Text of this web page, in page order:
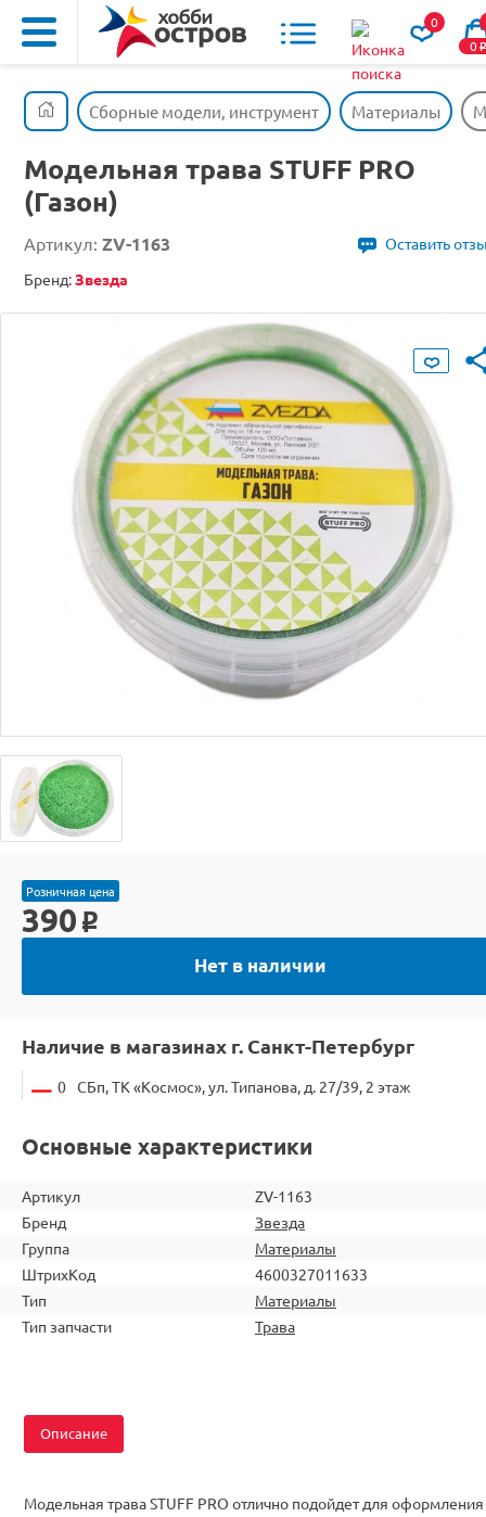
0
0o
Сборные модели, инструмент Материалы
Модельная трава STUFF PRO
(Газон)
Артикул: ZV-1163
Оставить
Бренд:Звезда
Розничная цена
390 o
Нет в наличии
Наличие в магазинах г. Санкт-Петербург
0 СБп, ТК «Космос», ул. Типанова, д. 27/39, 2 этаж
Основные характеристики
Артикул
ZV-1163
Бренд
Звезда
Группа
Материалы
ШтрихКод
4600327011633
Тип
Материалы
Тип запчасти
Трава
Описание
Модельная трава STUFF PRO отлично подойдет для оформления